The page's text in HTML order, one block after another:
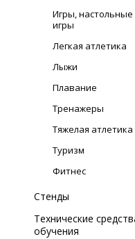
Игры, настольные
игры
Легкая атлетика
Лыжи
Плавание
Тренажеры
Тяжелая атлетика
Туризм
Фитнес
Стенды
Технические
обучения